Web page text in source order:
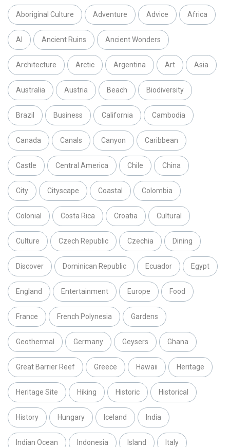
Aboriginal Culture Adventure Advice Africa
AI Ancient Ruins Ancient Wonders
Architecture Arctic Argentina Art Asia
Australia Austria Beach Biodiversity
Brazil Business California Cambodia
Canada Canals Canyon Caribbean
Castle Central America Chile China
City Cityscape Coastal Colombia
Colonial Costa Rica Croatia Cultural
Culture Czech Republic Czechia Dining
Discover Dominican Republic Ecuador Egypt
England Entertainment Europe Food
France French Polynesia Gardens
Geothermal Germany Geysers Ghana
Great Barrier Reef Greece Hawaii Heritage
Heritage Site Hiking Historic Historical
History Hungary Iceland India
Indian Ocean Indonesia Island Italy